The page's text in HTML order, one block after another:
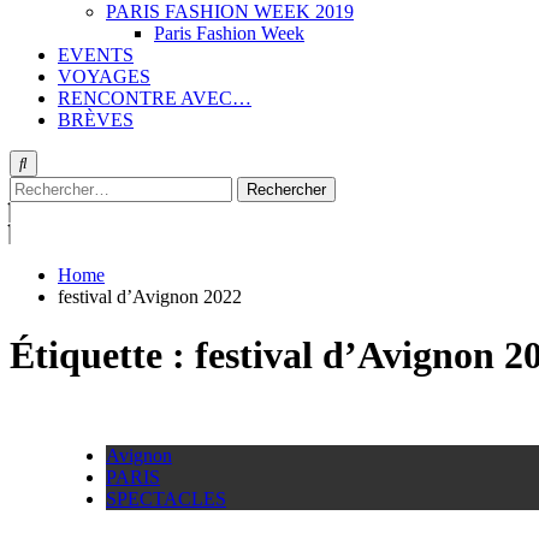
PARIS FASHION WEEK 2019
Paris Fashion Week
EVENTS
VOYAGES
RENCONTRE AVEC…
BRÈVES
Rechercher :
Home
festival d’Avignon 2022
Étiquette : festival d’Avignon
Avignon
PARIS
SPECTACLES